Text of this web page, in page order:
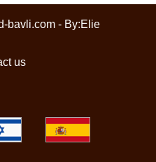
bavli.com - By:Elie
us